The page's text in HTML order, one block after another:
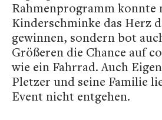
Rahmenprogramm
Kinderschminke das Herz
gewinnen, sondern bot
Größeren die Chance auf
wie ein Fahrrad. Auch
Pletzer und seine Familie
Event nicht entgehen.